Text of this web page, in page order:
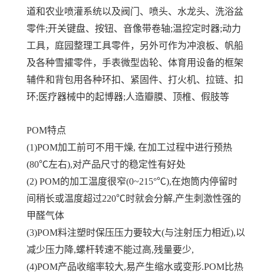
道和农业喷灌系统以及阀门、喷头、水龙头、洗浴盆
零件;开关键盘、按钮、音像带卷轴;温控定时器;动力
工具，庭园整理工具零件，另外可作为冲浪板、帆船
及各种雪攉零件，手表微型齿轮、体育用设备的框架
辅件和背包用各种环扣、紧固件、打火机、拉链、扣
环;医疗器械中的起博器;人造瓣膜、顶椎、假肢等
POM特点
(1)POM加工前可不用干燥, 在加工过程中进行预热
(80℃左右),对产品尺寸的稳定性有好处
(2) POM的加工温度很窄(0~215°℃),在炮筒内停留时
间稍长或温度超过220℃时就会分解,产生刺激性强的
甲醛气体
(3)POM料注塑时保压压力要较大(与注射压力相近),以
减少压力降,螺杆转速不能过高,残量要少,
(4)POM产品收缩率较大,易产生缩水或变形.POM比热